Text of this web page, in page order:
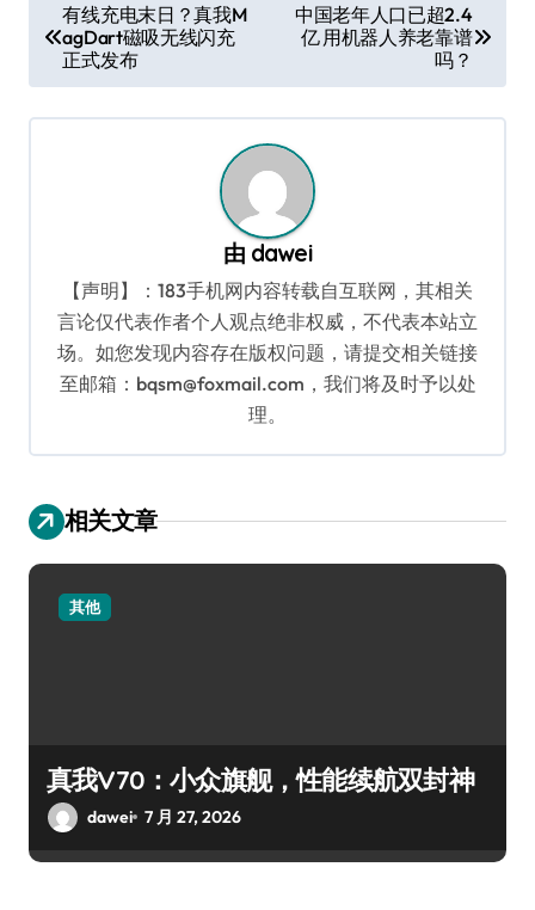
章
导
航
有线充电末日？真我M
agDart磁吸无线闪充
正式发布
中国老年人口已超2.4
亿 用机器人养老靠谱
吗？
由 dawei
【声明】：183手机网内容转载自互联网，其相关
言论仅代表作者个人观点绝非权威，不代表本站立
场。如您发现内容存在版权问题，请提交相关链接
至邮箱：bqsm@foxmail.com，我们将及时予以处
理。
相关文章
其他
真我V70：小众旗舰，性能续航双封神
dawei 7 月 27, 2026